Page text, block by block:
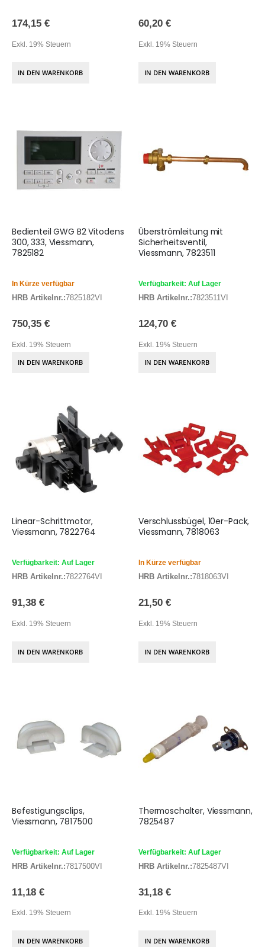
174,15 €
Exkl. 19% Steuern
IN DEN WARENKORB
60,20 €
Exkl. 19% Steuern
IN DEN WARENKORB
Bedienteil GWG B2 Vitodens
300, 333, Viessmann,
7825182
In Kürze verfügbar
HRB Artikelnr.:7825182VI
750,35 €
Exkl. 19% Steuern
IN DEN WARENKORB
Überströmleitung mit
Sicherheitsventil,
Viessmann, 7823511
Verfügbarkeit: Auf Lager
HRB Artikelnr.:7823511VI
124,70 €
Exkl. 19% Steuern
IN DEN WARENKORB
Linear-Schrittmotor,
Viessmann, 7822764
Verfügbarkeit: Auf Lager
HRB Artikelnr.:7822764VI
91,38 €
Exkl. 19% Steuern
IN DEN WARENKORB
Verschlussbügel, 10er-Pack,
Viessmann, 7818063
In Kürze verfügbar
HRB Artikelnr.:7818063VI
21,50 €
Exkl. 19% Steuern
IN DEN WARENKORB
Befestigungsclips,
Viessmann, 7817500
Verfügbarkeit: Auf Lager
HRB Artikelnr.:7817500VI
11,18 €
Exkl. 19% Steuern
IN DEN WARENKORB
Thermoschalter, Viessmann,
7825487
Verfügbarkeit: Auf Lager
HRB Artikelnr.:7825487VI
31,18 €
Exkl. 19% Steuern
IN DEN WARENKORB